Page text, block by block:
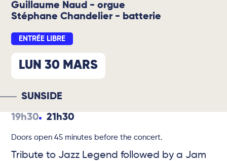
Guillaume Naud - orgue
Stéphane Chandelier - batterie
ENTRÉE LIBRE
LUN 30 MARS
SUNSIDE
19h30 21h30
Doors open 45 minutes before the concert.
Tribute to Jazz Legend followed by a Jam